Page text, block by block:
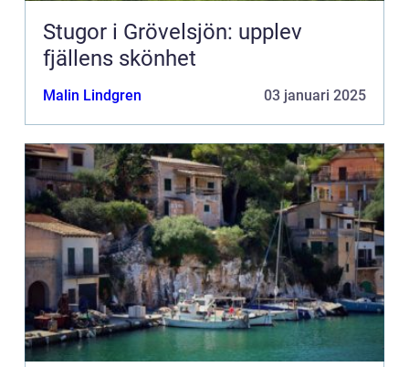
Stugor i Grövelsjön: upplev
fjällens skönhet
Malin Lindgren 03 januari 2025